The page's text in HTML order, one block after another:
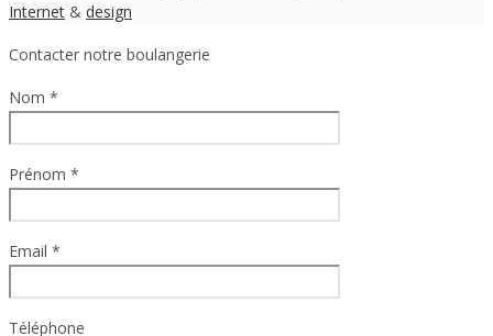
Internet & design
Contacter notre boulangerie
Nom *
Prénom *
Email *
Téléphone